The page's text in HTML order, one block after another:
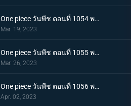
One piece วันพีช ตอนที่ 1054 พากย์ไทย คู่หูต้องตาย! เดิมพันมรณะของคิลเลอร์
Mar. 19, 2023
One piece วันพีช ตอนที่ 1055 พากย์ไทย ร่างเงาดึงเชือก! โอนิกาชิมะในเปลวเพลิง
Mar. 26, 2023
One piece วันพีช ตอนที่ 1056 พากย์ไทย การโต้กลับ! ท่าผสานของคิดกับลอว์โต้กลับ
Apr. 02, 2023